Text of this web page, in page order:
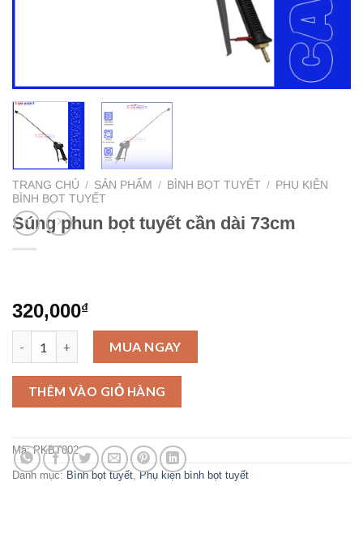
TRANG CHỦ / SẢN PHẨM / BÌNH BỌT TUYẾT / PHỤ KIỆN
BÌNH BỌT TUYẾT
Súng phun bọt tuyết cần dài 73cm
320,000₫
MUA NGAY
THÊM VÀO GIỎ HÀNG
Mã:PKBT002
Danh mục: Bình bọt tuyết ,Phụ kiện bình bọt tuyết